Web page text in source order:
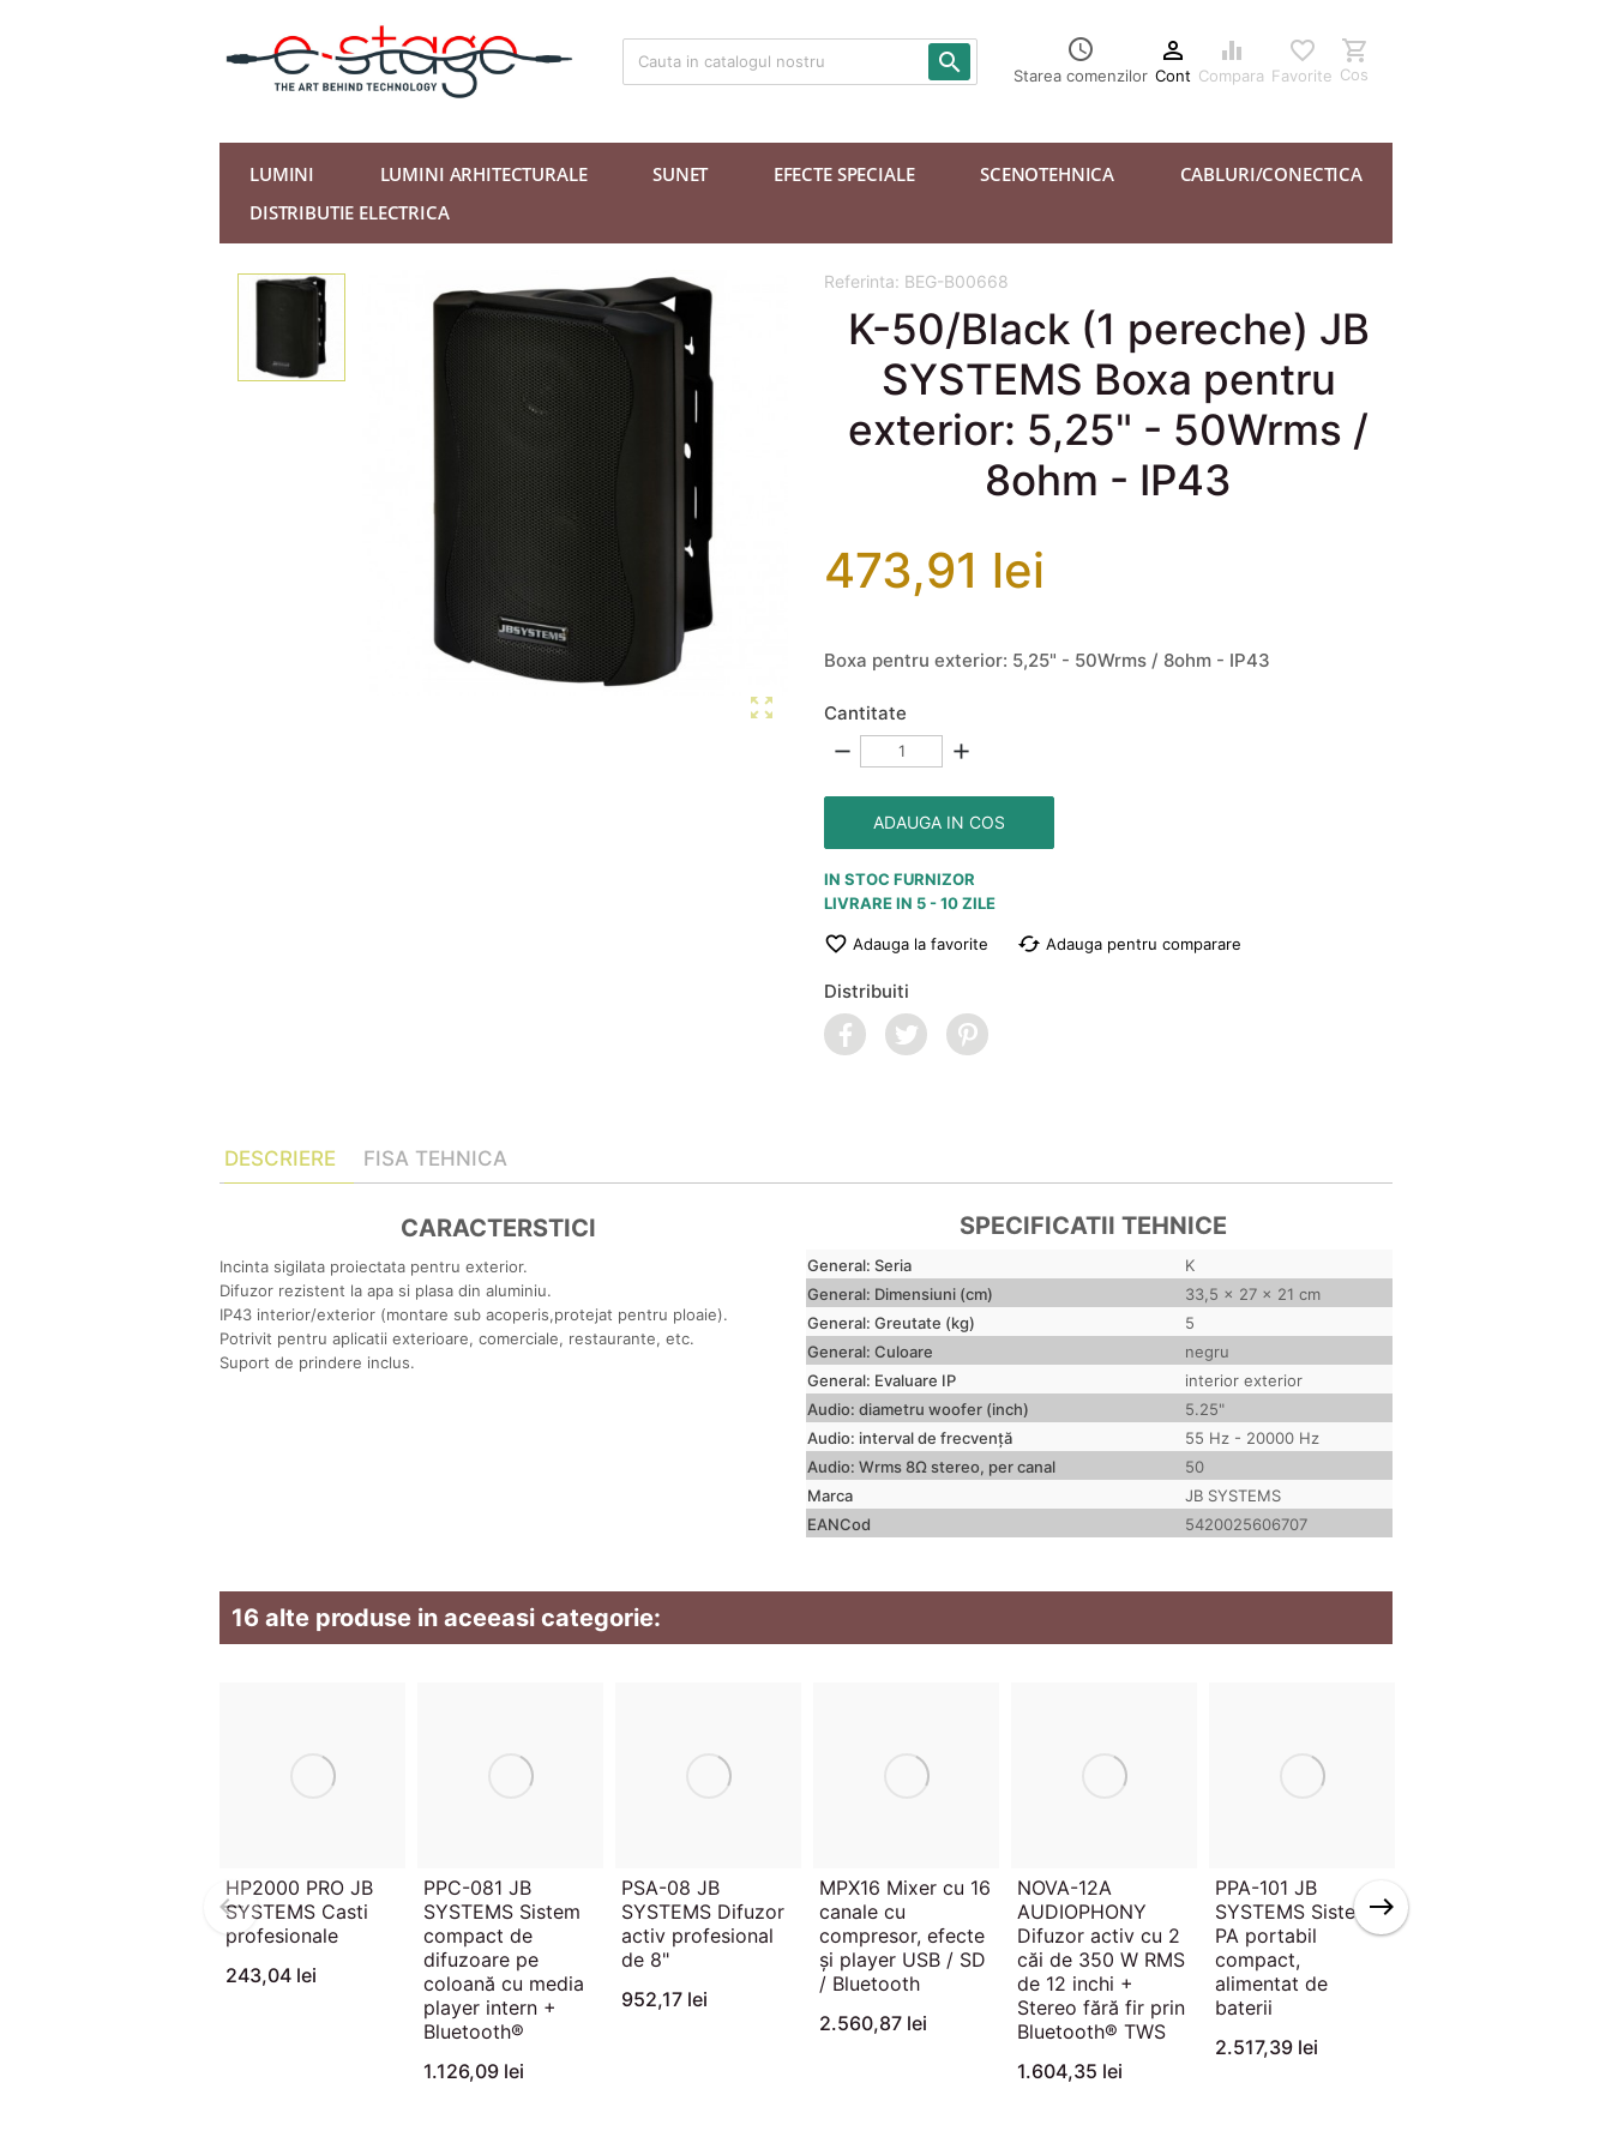
 
Starea comenzilor

Cont

Compara

Favorite

Cos
LUMINI LUMINI ARHITECTURALE SUNET EFECTE SPECIALE SCENOTEHNICA
CABLURI/CONECTICA
DISTRIBUTIE ELECTRICA

Referinta: BEG-B00668
K-50/Black (1 pereche) JB
SYSTEMS Boxa pentru
exterior: 5,25" - 50Wrms /
8ohm - IP43
473,91 lei
Boxa pentru exterior: 5,25" - 50Wrms / 8ohm - IP43
Cantitate
remove add
ADAUGA IN COS
IN STOC FURNIZOR
LIVRARE IN 5 - 10 ZILE
 Adauga la favorite cached Adauga pentru comparare
Distribuiti
DESCRIERE FISA TEHNICA
CARACTERSTICI
Incinta sigilata proiectata pentru exterior.
Difuzor rezistent la apa si plasa din aluminiu.
IP43 interior/exterior (montare sub acoperis,protejat pentru ploaie).
Potrivit pentru aplicatii exterioare, comerciale, restaurante, etc.
Suport de prindere inclus.
SPECIFICATII TEHNICE
General: Seria
K
General: Dimensiuni (cm)
33,5 x 27 x 21 cm
General: Greutate (kg)
5
General: Culoare
negru
General: Evaluare IP
interior exterior
Audio: diametru woofer (inch)
5.25"
Audio: interval de frecvență
55 Hz - 20000 Hz
Audio: Wrms 8Ω stereo, per canal
50
Marca
JB SYSTEMS
EANCod
5420025606707
16 alte produse in aceeasi categorie:
HP2000 PRO JB
SYSTEMS Casti
profesionale
243,04 lei
PPC-081 JB
SYSTEMS Sistem
compact de
difuzoare pe
coloană cu media
player intern +
Bluetooth®
1.126,09 lei
PSA-08 JB
SYSTEMS Difuzor
activ profesional
de 8"
952,17 lei
MPX16 Mixer cu 16
canale cu
compresor, efecte
și player USB / SD
/ Bluetooth
2.560,87 lei
NOVA-12A
AUDIOPHONY
Difuzor activ cu 2
căi de 350 W RMS
de 12 inchi +
Stereo fără fir prin
Bluetooth® TWS
1.604,35 lei
PPA-101 JB
SYSTEMS Sistem
PA portabil
compact,
alimentat de
baterii
2.517,39 lei